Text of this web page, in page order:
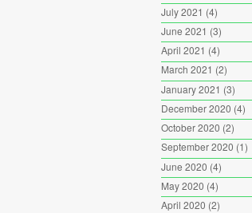
July 2021 (4)
June 2021 (3)
April 2021 (4)
March 2021 (2)
January 2021 (3)
December 2020 (4)
October 2020 (2)
September 2020 (1)
June 2020 (4)
May 2020 (4)
April 2020 (2)